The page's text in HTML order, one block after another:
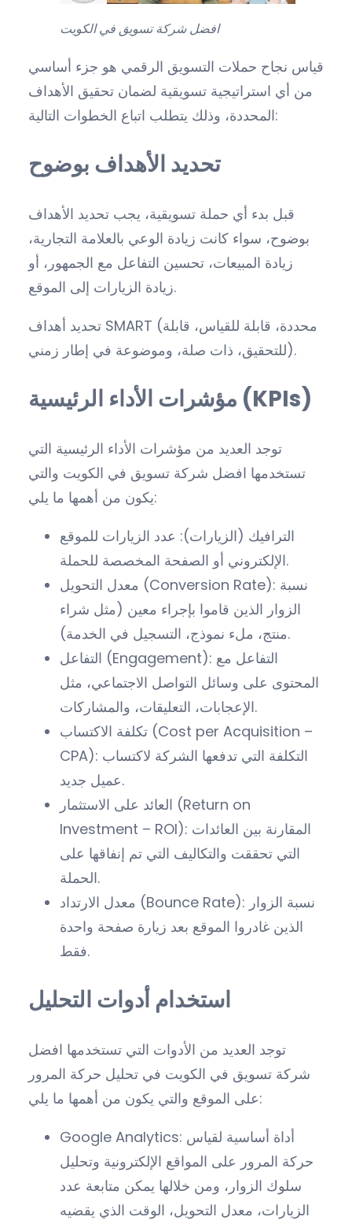
افضل شركة تسويق في الكويت
قياس نجاح حملات التسويق الرقمي هو جزء أساسي
من أي استراتيجية تسويقية لضمان تحقيق الأهداف
المحددة، وذلك يتطلب اتباع الخطوات التالية:
تحديد الأهداف بوضوح
قبل بدء أي حملة تسويقية، يجب تحديد الأهداف
بوضوح، سواء كانت زيادة الوعي بالعلامة التجارية،
زيادة المبيعات، تحسين التفاعل مع الجمهور، أو
زيادة الزيارات إلى الموقع.
تحديد أهداف SMART (محددة، قابلة للقياس، قابلة
للتحقيق، ذات صلة، وموضوعة في إطار زمني).
مؤشرات الأداء الرئيسية (KPIs)
توجد العديد من مؤشرات الأداء الرئيسية التي
تستخدمها افضل شركة تسويق في الكويت والتي
يكون من أهمها ما يلي:
الترافيك (الزيارات): عدد الزيارات للموقع
الإلكتروني أو الصفحة المخصصة للحملة.
معدل التحويل (Conversion Rate): نسبة
الزوار الذين قاموا بإجراء معين (مثل شراء
منتج، ملء نموذج، التسجيل في الخدمة).
التفاعل (Engagement): التفاعل مع
المحتوى على وسائل التواصل الاجتماعي، مثل
الإعجابات، التعليقات، والمشاركات.
تكلفة الاكتساب (Cost per Acquisition –
CPA): التكلفة التي تدفعها الشركة لاكتساب
عميل جديد.
العائد على الاستثمار (Return on
Investment – ROI): المقارنة بين العائدات
التي تحققت والتكاليف التي تم إنفاقها على
الحملة.
معدل الارتداد (Bounce Rate): نسبة الزوار
الذين غادروا الموقع بعد زيارة صفحة واحدة
فقط.
استخدام أدوات التحليل
توجد العديد من الأدوات التي تستخدمها افضل
شركة تسويق في الكويت في تحليل حركة المرور
على الموقع والتي يكون من أهمها ما يلي:
Google Analytics: أداة أساسية لقياس
حركة المرور على المواقع الإلكترونية وتحليل
سلوك الزوار، ومن خلالها يمكن متابعة عدد
الزيارات، معدل التحويل، الوقت الذي يقضيه